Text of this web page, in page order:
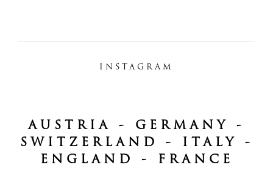
INSTAGRAM
AUSTRIA - GERMANY -
SWITZERLAND - ITALY -
ENGLAND - FRANCE